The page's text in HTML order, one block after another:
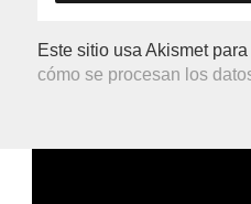
Este sitio usa Akismet
cómo se procesan los